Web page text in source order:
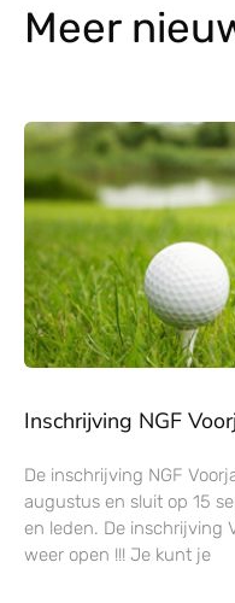
Meer
Inschrijving NGF
De inschrijving NGF
augustus en sluit op 15
en leden. De inschrijving
weer open !!! Je kunt je